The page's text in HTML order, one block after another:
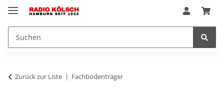
Zurück zur Liste Fachbodenträger